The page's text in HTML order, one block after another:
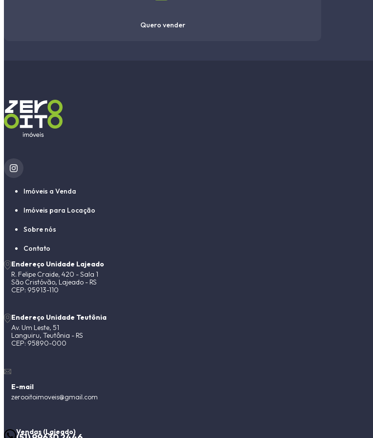
Quero vender
Imóveis a Venda
Imóveis para Locação
Sobre nós
Contato
Endereço Unidade Lajeado
R. Felipe Craide, 420 - Sala 1
São Cristóvão, Lajeado - RS
CEP: 95913-110
Endereço Unidade Teutônia
Av. Um Leste, 51
Languiru, Teutônia - RS
CEP: 95890-000
E-mail
zerooitoimoveis@gmail.com
Vendas (Lajeado)